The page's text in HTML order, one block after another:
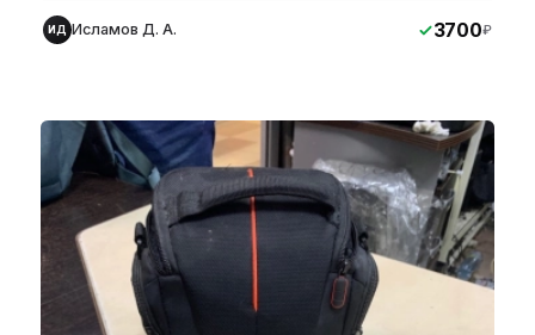
ИД Исламов Д. А. 3700₽